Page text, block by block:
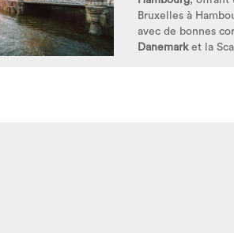
Bruxelles à
avec de bonnes
Danemarket la